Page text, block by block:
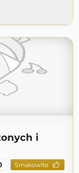
i
Smakowite